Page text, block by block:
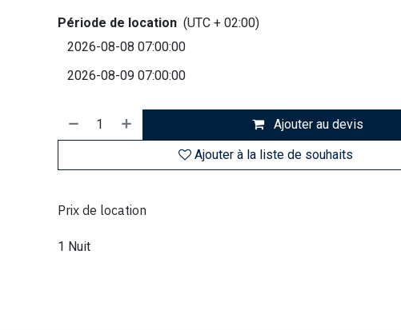
Période de location (UTC + 02:00)
Ajouter au devis
Ajouter à la liste de souhaits
Prix de location
1 Nuit